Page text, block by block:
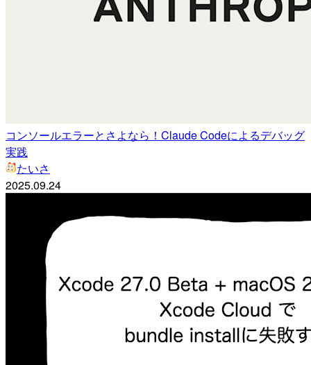
コンソールエラーとさよなら！Claude Codeによるデバッグ
実践
たいさ
2025.09.24